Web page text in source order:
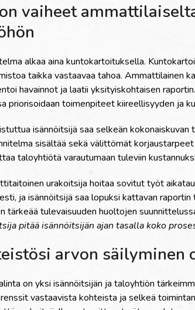
vaiheet
alkaa aina kuntokartoituksella.
taikka vastaavaa tahoa. Ammattilainen
havainnot ja laatii yksityiskohtaisen
priorisoidaan toimenpiteet kiireellisyyden ja
isännöitsijä saa selkeän
sisältää sekä välittömät
taloyhtiötä varautumaan tuleviin
urakoitsija hoitaa sovitut työt
ja isännöitsijä saa lopuksi kattavan
tärkeää tulevaisuuden huoltojen
pitää isännöitsijän ajan tasalla koko
arvon säilyminen
on yksi isännöitsijän ja taloyhtiön
vastaavista kohteista ja selkeä